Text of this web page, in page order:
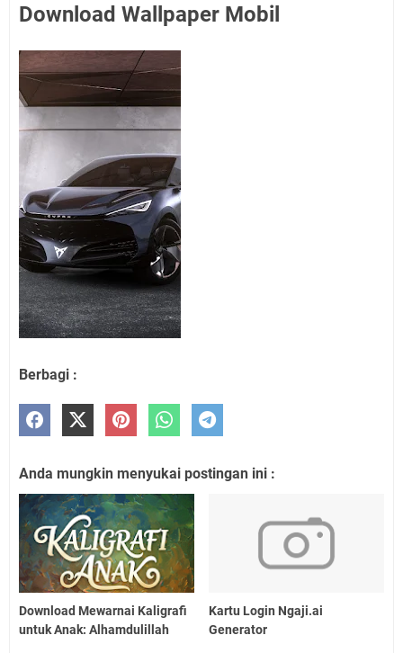
Download Wallpaper Mobil
Berbagi :
Anda mungkin menyukai postingan ini :
Download Mewarnai Kaligrafi
untuk Anak: Alhamdulillah
Kartu Login Ngaji.ai
Generator